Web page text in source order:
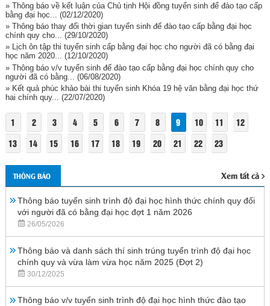
» Thông báo về kết luận của Chủ tịnh Hội đồng tuyển sinh để đào tạo cấp
bằng đại học...
(02/12/2020)
» Thông báo thay đổi thời gian tuyển sinh để đào tạo cấp bằng đại học
chính quy cho... (29/10/2020)
» Lịch ôn tập thi tuyển sinh cấp bằng đại học cho người đã có bằng đại
học năm 2020... (12/10/2020)
» Thông báo v/v tuyển sinh để đào tạo cấp bằng đại học chính quy cho
người đã có bằng...
(06/08/2020)
» Kết quả phúc khảo bài thi tuyển sinh Khóa 19 hệ văn bằng đại học thứ
hai chính quy... (22/07/2020)
1 2 3 4 5 6 7 8 9 10 11
12
13
14 15 16 17 18 19 20 21 22 23
THÔNG BÁO Xem tất cả
Thông báo tuyển sinh trình độ đại học hình thức chính quy đối
với người đã có bằng đại học đợt 1 năm 2026
26/05/2026
Thông báo và danh sách thí sinh trúng tuyển trình độ đại học
chính quy và vừa làm vừa học năm 2025 (Đợt 2)
30/12/2025
Thông báo v/v tuyển sinh trình độ đại học hình thức đào tạo